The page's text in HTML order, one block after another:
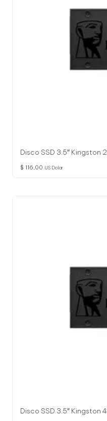
Disco SSD 3.5″ Kingston
$ 116,00 US Dolar
Disco SSD 3.5″ Kingston